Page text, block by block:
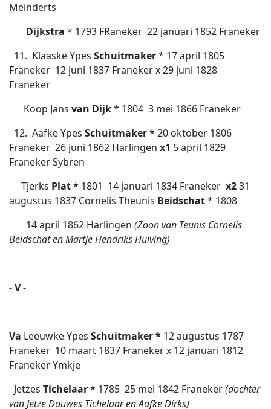
Meinderts
Dijkstra * 1793 FRaneker  22 januari 1852 Franeker
11. Klaaske Ypes Schuitmaker* 17 april 1805
Franeker  12 juni 1837 Franeker x 29 juni 1828
Franeker
Koop Jans van Dijk* 1804  3 mei 1866 Franeker
12. Aafke Ypes Schuitmaker* 20 oktober 1806
Franeker 26 juni 1862 Harlingen x1 5 april 1829
Franeker Sybren
Tjerks Plat* 1801  14 januari 1834 Franeker x231
augustus 1837 Cornelis Theunis Beidschat* 1808
 14 april 1862 Harlingen (Zoon van Teunis Cornelis
Beidschat en Martje Hendriks Huiving)
- V -
Va Leeuwke Ypes Schuitmaker * 12 augustus 1787
Franeker  10 maart 1837 Franeker x 12 januari 1812
Franeker Ymkje
Jetzes Tichelaar* 1785  25 mei 1842 Franeker(dochter
van Jetze Douwes Tichelaar en Aafke Dirks)